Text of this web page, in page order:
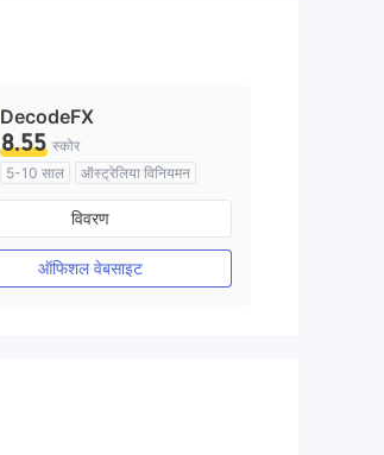
DecodeFX
8.55 स्कोर
5-10 साल
ऑस्ट्रेलिया विनियमन
मार्केट मेकिंग (एमएम)
मुख्य-लेबल MT4
विवरण
ऑफिशल वेबसाइट